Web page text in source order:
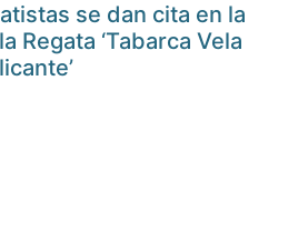
se dan cita en la
Regata ‘Tabarca Vela